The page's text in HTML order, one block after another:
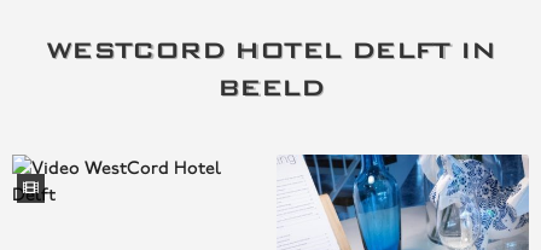
WESTCORD HOTEL DELFT IN
BEELD